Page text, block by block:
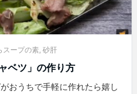
スープの素, 砂肝
ベツ」の作り方
おうちで手軽に作れたら嬉し